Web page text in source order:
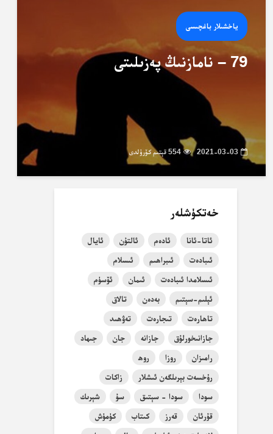
ياخشىلار باغچىسى
79 – نامازنىڭ پەزىلىتى
2021-03-03 554 قېتىم كۆرۈلدى
خەتكۈشلەر
ئاتا-ئانا ئادەم ئالتۇن
ئايال
ئىبادەت
ئىبراھىم
ئىسلام
ئىسلامدا ئىبادەت
ئىمان
ئۆسۈم
ئېلىم-سېتىم
بەدەن
تالاق
تاھارەت
تىجارەت
تەۋھىد
جازانىخورلۇق
جازانە جان
جىھاد
رامىزان
روزا
روھ
رۇخسەت بېرىلگەن ئىشلار
زاكات
سودا
سودا - سېتىق سۇ
شېرىك
قۇرئان
قەرز كىتاب
كۈمۈش